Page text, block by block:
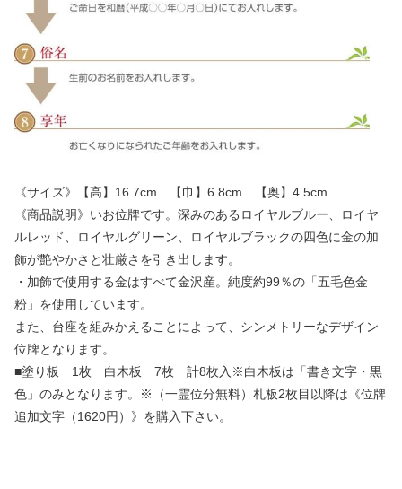
《サイズ》【高】16.7cm 【巾】6.8cm 【奥】4.5cm
《商品説明》いお位牌です。深みのあるロイヤルブルー、ロイヤ
ルレッド、ロイヤルグリーン、ロイヤルブラックの四色に金の加
飾が艶やかさと壮厳さを引き出します。
・加飾で使用する金はすべて金沢産。純度約99％の「五毛色金
粉」を使用しています。
また、台座を組みかえることによって、シンメトリーなデザイン
位牌となります。
■塗り板 1枚 白木板 7枚 計8枚入※白木板は「書き文字・黒
色」のみとなります。※（一霊位分無料）札板2枚目以降は《位牌
追加文字（1620円）》を購入下さい。